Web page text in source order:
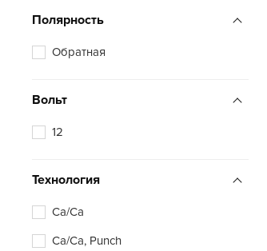
Полярность
Обратная
Вольт
12
Технология
Ca/Ca
Ca/Ca, Punch